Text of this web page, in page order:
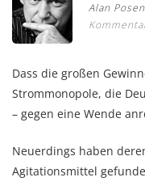
Alan
Dass die großen
Strommonopole, die
– gegen eine Wende
Neuerdings haben
Agitationsmittel